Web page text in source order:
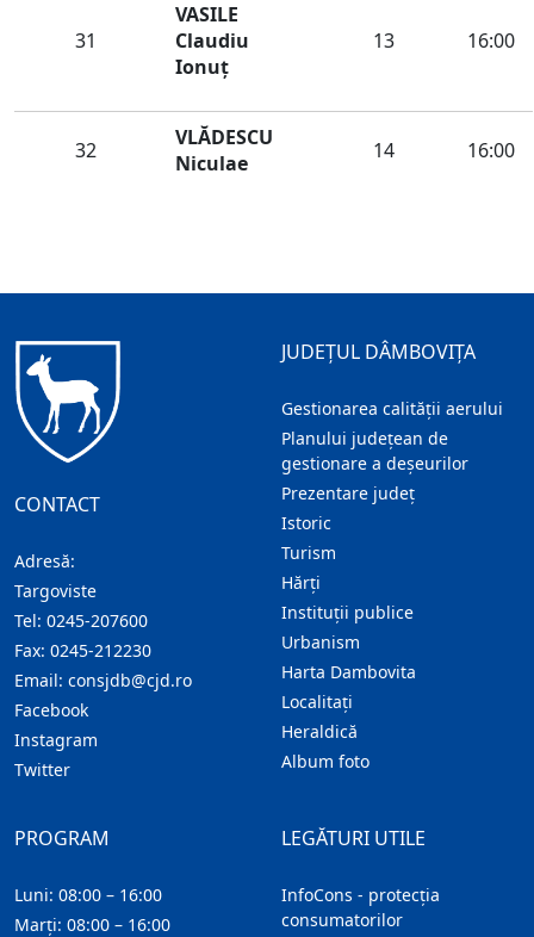
31
VASILE
Claudiu
Ionuț
13 16:00
32
VLĂDESCU
Niculae
14 16:00
CONTACT
Adresă:
Targoviste
Tel: 0245-207600
Fax: 0245-212230
Email: consjdb@cjd.ro
Facebook
Instagram
Twitter
JUDEȚUL DÂMBOVIȚA
Gestionarea calității aerului
Planului județean de
gestionare a deșeurilor
Prezentare judeţ
Istoric
Turism
Hărţi
Instituţii publice
Urbanism
Harta Dambovita
Localitaţi
Heraldică
Album foto
LEGĂTURI UTILE
InfoCons - protecția
consumatorilor
PROGRAM
Luni: 08:00 – 16:00
Marți: 08:00 – 16:00